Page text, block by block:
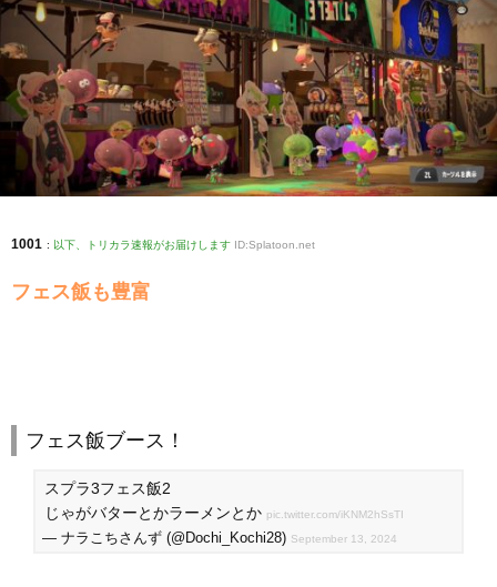
1001 : 以下、トリカラ速報がお届けします ID:Splatoon.net
フェス飯も豊富
フェス飯ブース！
スプラ3フェス飯2
じゃがバターとかラーメンとか pic.twitter.com/iKNM2hSsTI
— ナラこちさんず (@Dochi_Kochi28) September 13, 2024